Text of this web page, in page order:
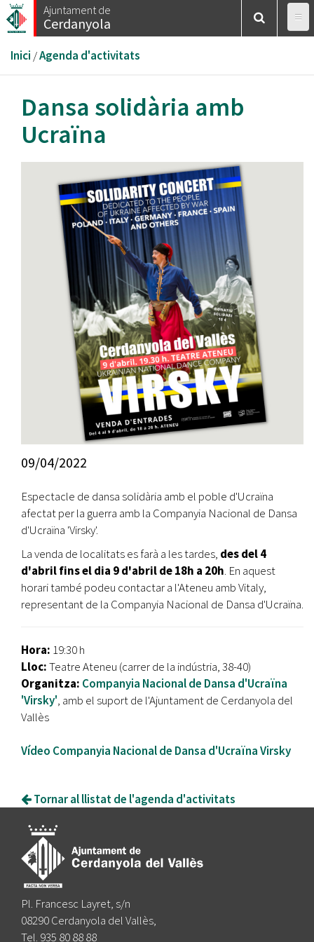
Vés
al
Ajuntament de
Cerdanyola
Esteu
aquí
Inici /Agenda d'activitats
Dansa solidària amb
Ucraïna
09/04/2022
Espectacle de dansa solidària amb el poble d'Ucraïna
afectat per la guerra amb la Companyia Nacional de Dansa
d'Ucraïna 'Virsky'.
La venda de localitats es farà a les tardes, des del 4
d'abril fins el dia 9 d'abril de 18h a 20h. En aquest
horari també podeu contactar a l'Ateneu amb Vitaly,
representant de la Companyia Nacional de Dansa d'Ucraïna.
Hora: 19:30 h
Lloc:Teatre Ateneu (carrer de la indústria, 38-40)
Organitza: Companyia Nacional de Dansa d'Ucraïna
'Virsky', amb el suport de l'Ajuntament de Cerdanyola del
Vallès
Vídeo Companyia Nacional de Dansa d'Ucraïna Virsky
Tornar al llistat de l'agenda d'activitats
Pl. Francesc Layret, s/n
08290 Cerdanyola del Vallès,
Tel. 935 80 88 88